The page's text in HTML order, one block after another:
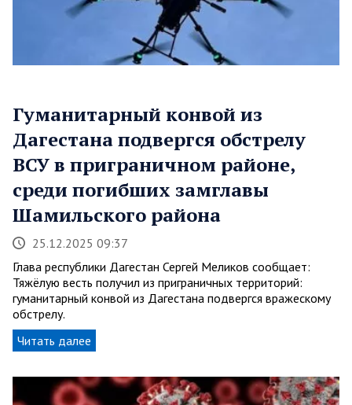
Гуманитарный конвой из
Дагестана подвергся обстрелу
ВСУ в приграничном районе,
среди погибших замглавы
Шамильского района
25.12.2025 09:37
Глава республики Дагестан Сергей Меликов сообщает:
Тяжёлую весть получил из приграничных территорий:
гуманитарный конвой из Дагестана подвергся вражескому
обстрелу.
Читать далее